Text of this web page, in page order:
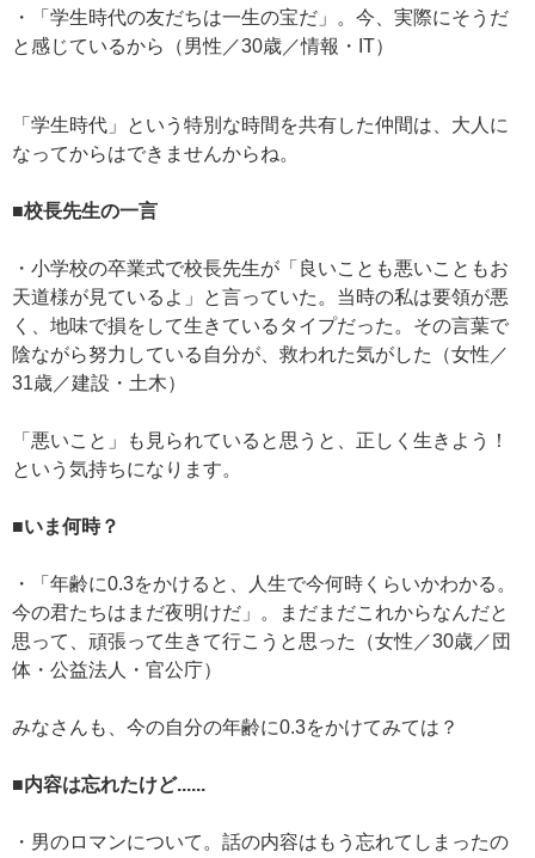
・「学生時代の友だちは一生の宝だ」。今、実際にそうだ
と感じているから（男性／30歳／情報・IT）
「学生時代」という特別な時間を共有した仲間は、大人に
なってからはできませんからね。
■校長先生の一言
・小学校の卒業式で校長先生が「良いことも悪いこともお
天道様が見ているよ」と言っていた。当時の私は要領が悪
く、地味で損をして生きているタイプだった。その言葉で
陰ながら努力している自分が、救われた気がした（女性／
31歳／建設・土木）
「悪いこと」も見られていると思うと、正しく生きよう！
という気持ちになります。
■いま何時？
・「年齢に0.3をかけると、人生で今何時くらいかわかる。
今の君たちはまだ夜明けだ」。まだまだこれからなんだと
思って、頑張って生きて行こうと思った（女性／30歳／団
体・公益法人・官公庁）
みなさんも、今の自分の年齢に0.3をかけてみては？
■内容は忘れたけど......
・男のロマンについて。話の内容はもう忘れてしまったの